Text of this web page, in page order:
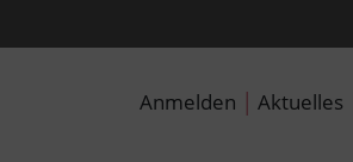
Anmelden | Aktuelles